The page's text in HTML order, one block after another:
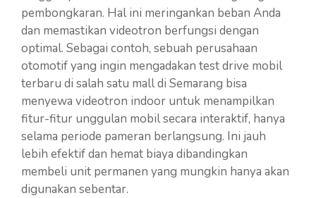
pembongkaran. Hal ini meringankan beban Anda
dan memastikan videotron berfungsi dengan
optimal. Sebagai contoh, sebuah perusahaan
otomotif yang ingin mengadakan test drive mobil
terbaru di salah satu mall di Semarang bisa
menyewa videotron indoor untuk menampilkan
fitur-fitur unggulan mobil secara interaktif, hanya
selama periode pameran berlangsung. Ini jauh
lebih efektif dan hemat biaya dibandingkan
membeli unit permanen yang mungkin hanya akan
digunakan sebentar.